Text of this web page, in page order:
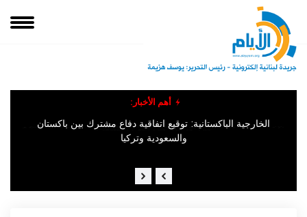
أهم الأخبار:
الخارجية الباكستانية: توقيع اتفاقية دفاع مشترك بين باكستان
الإخباريّة السّوريّة : "وقوع عدد من القتلى والمصابين جرّاء انفجار وقع
في ​جرمانا​ في ريف دمشق".